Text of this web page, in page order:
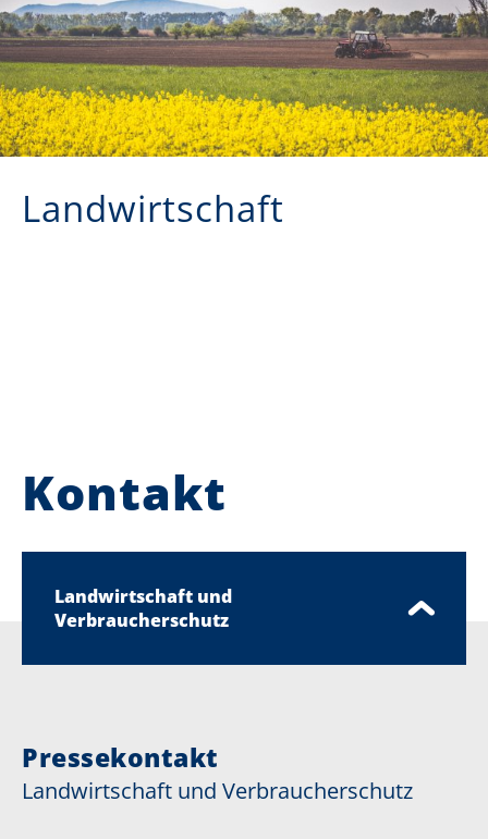
Landwirtschaft
Kontakt
Landwirtschaft und
Verbraucherschutz
Pressekontakt
Landwirtschaft und Verbraucherschutz